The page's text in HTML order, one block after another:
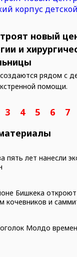
новый
и
рядом с
помощи.
3 4 5 6 7
пять лет нанесли
Бишкека
кочевников и
Молдо